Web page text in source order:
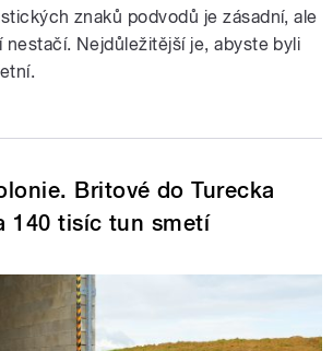
znaků podvodů je zásadní, ale
nestačí. Nejdůležitější je, abyste byli
Britové do Turecka
140 tisíc tun smetí